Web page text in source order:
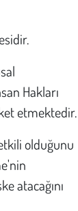
Hakları
etmektedir.
olduğunu
atacağını